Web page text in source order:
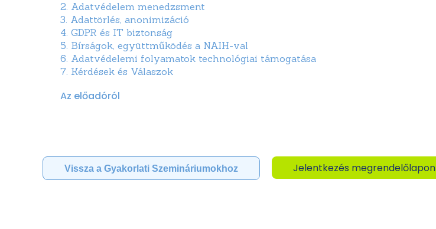
2. Adatvédelem menedzsment
3. Adattörlés, anonimizáció
4. GDPR és IT biztonság
5. Bírságok, együttműködés a NAIH-val
6. Adatvédelemi folyamatok technológiai támogatása
7. Kérdések és Válaszok
Az előadóról
Vissza a Gyakorlati Szemináriumokhoz Jelentkezés megrendelőlapon